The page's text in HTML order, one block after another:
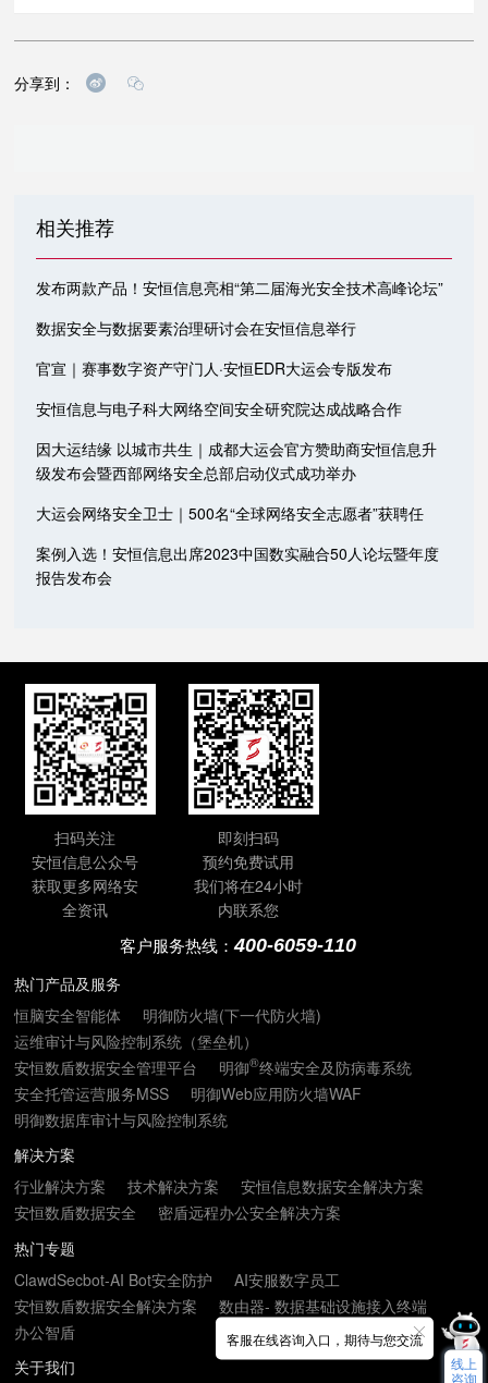
分享到：
相关推荐
发布两款产品！安恒信息亮相“第二届海光安全技术高峰论坛”
数据安全与数据要素治理研讨会在安恒信息举行
官宣｜赛事数字资产守门人·安恒EDR大运会专版发布
安恒信息与电子科大网络空间安全研究院达成战略合作
因大运结缘 以城市共生｜成都大运会官方赞助商安恒信息升
级发布会暨西部网络安全总部启动仪式成功举办
大运会网络安全卫士｜500名“全球网络安全志愿者”获聘任
案例入选！安恒信息出席2023中国数实融合50人论坛暨年度
报告发布会
扫码关注
安恒信息公众号
获取更多网络安
全资讯
即刻扫码
预约免费试用
我们将在24小时
内联系您
客户服务热线：400-6059-110
热门产品及服务
恒脑安全智能体
明御防火墙(下一代防火墙)
运维审计与风险控制系统（堡垒机）
安恒数盾数据安全管理平台
明御®终端安全及防病毒系统
安全托管运营服务MSS
明御Web应用防火墙WAF
明御数据库审计与风险控制系统
解决方案
行业解决方案
技术解决方案
安恒信息数据安全解决方案
安恒数盾数据安全
密盾远程办公安全解决方案
热门专题
ClawdSecbot-AI Bot安全防护
AI安服数字员工
安恒数盾数据安全解决方案
数由器- 数据基础设施接入终端
办公智盾
关于我们
客服在线咨询入口，期待与您交流
线上
咨询